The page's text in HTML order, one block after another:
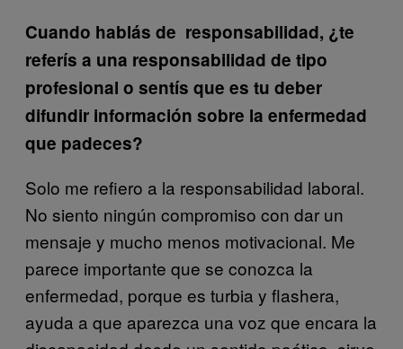
Cuando hablás de responsabilidad, ¿te
referís a una responsabilidad de tipo
profesional o sentís que es tu deber
difundir información sobre la enfermedad
que padeces?
Solo me refiero a la responsabilidad laboral.
No siento ningún compromiso con dar un
mensaje y mucho menos motivacional. Me
parece importante que se conozca la
enfermedad, porque es turbia y flashera,
ayuda a que aparezca una voz que encara la